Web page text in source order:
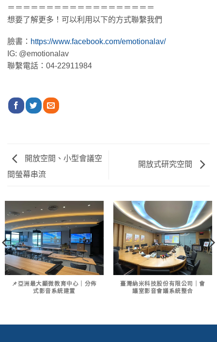
＝＝＝＝＝＝＝＝＝＝＝＝＝＝＝＝＝＝＝
想要了解更多！可以利用以下的方式聯繫我們
臉書： https://www.facebook.com/emotionalav/
IG: @emotionalav
聯繫電話：04-22911984
開放空間、小型會議空
間螢幕串流
開放式研究空間
📌亞洲最大顯微教育中心｜分佈
式影音系統建置
臺灣納米科技股份有限公司｜會
議室影音會議系統整合